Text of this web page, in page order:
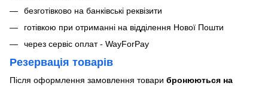
безготівково на банківські реквізити
готівкою при отриманні на відділення Нової Пошти
через сервіс оплат - WayForPay
Резервація товарів
Після оформлення замовлення товари бронюються на